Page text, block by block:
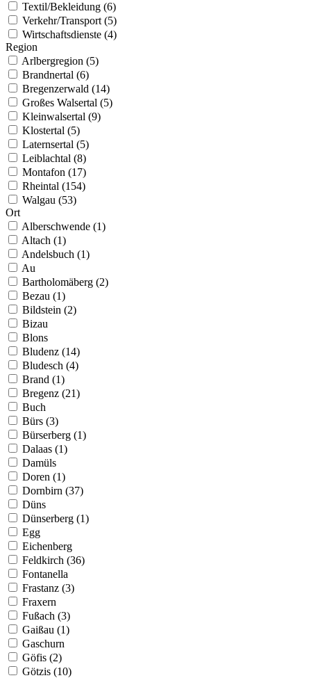
Textil/Bekleidung (6)
Verkehr/Transport (5)
Wirtschaftsdienste (4)
Region
Arlbergregion (5)
Brandnertal (6)
Bregenzerwald (14)
Großes Walsertal (5)
Kleinwalsertal (9)
Klostertal (5)
Laternsertal (5)
Leiblachtal (8)
Montafon (17)
Rheintal (154)
Walgau (53)
Ort
Alberschwende (1)
Altach (1)
Andelsbuch (1)
Au
Bartholomäberg (2)
Bezau (1)
Bildstein (2)
Bizau
Blons
Bludenz (14)
Bludesch (4)
Brand (1)
Bregenz (21)
Buch
Bürs (3)
Bürserberg (1)
Dalaas (1)
Damüls
Doren (1)
Dornbirn (37)
Düns
Dünserberg (1)
Egg
Eichenberg
Feldkirch (36)
Fontanella
Frastanz (3)
Fraxern
Fußach (3)
Gaißau (1)
Gaschurn
Göfis (2)
Götzis (10)